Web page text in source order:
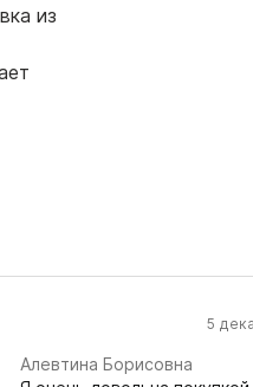
5
Алевтина Борисовна
из